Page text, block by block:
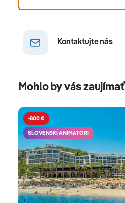
Kontaktujte nás
Mohlo by vás zaujímať
-800 €
SLOVENSKÍ ANIMÁTORI